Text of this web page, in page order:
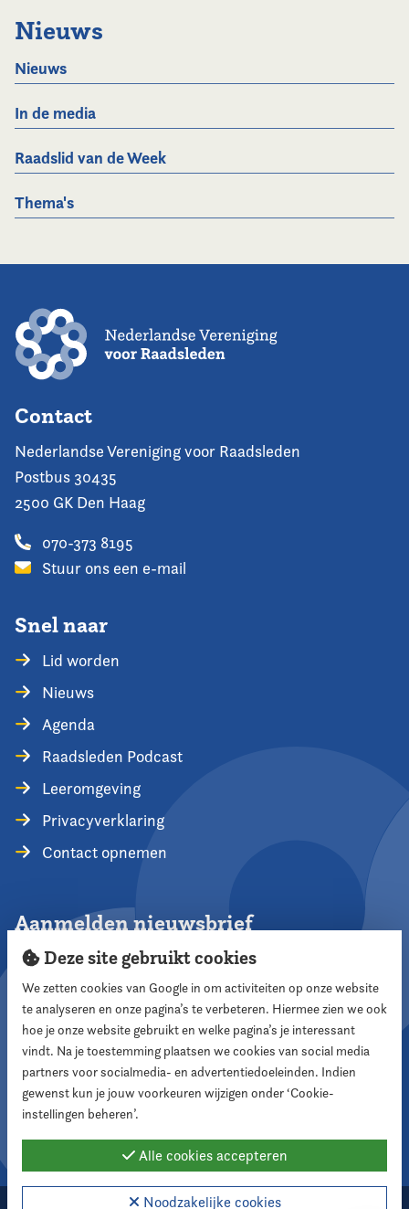
Nieuws
Nieuws
In de media
Raadslid van de Week
Thema's
Contact
Nederlandse Vereniging voor Raadsleden
Postbus 30435
2500 GK Den Haag
070-373 8195
Stuur ons een e-mail
Snel naar
Lid worden
Nieuws
Agenda
Raadsleden Podcast
Leeromgeving
Privacyverklaring
Contact opnemen
Aanmelden nieuwsbrief
Aanmelden
Volg ons
Deze site gebruikt cookies
We zetten cookies van Google in om activiteiten op onze website
te analyseren en onze pagina’s te verbeteren. Hiermee zien we ook
hoe je onze website gebruikt en welke pagina’s je interessant
vindt. Na je toestemming plaatsen we cookies van social media
partners voor socialmedia- en advertentiedoeleinden. Indien
gewenst kun je jouw voorkeuren wijzigen onder ‘Cookie-
instellingen beheren’.
Alle cookies accepteren
Noodzakelijke cookies